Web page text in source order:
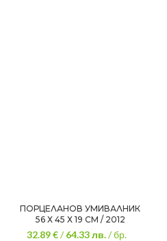
ПОРЦЕЛАНОВ УМИВАЛНИК
56 Х 45 Х 19 СМ / 2012
32.89 €/64.33лв./ бр.